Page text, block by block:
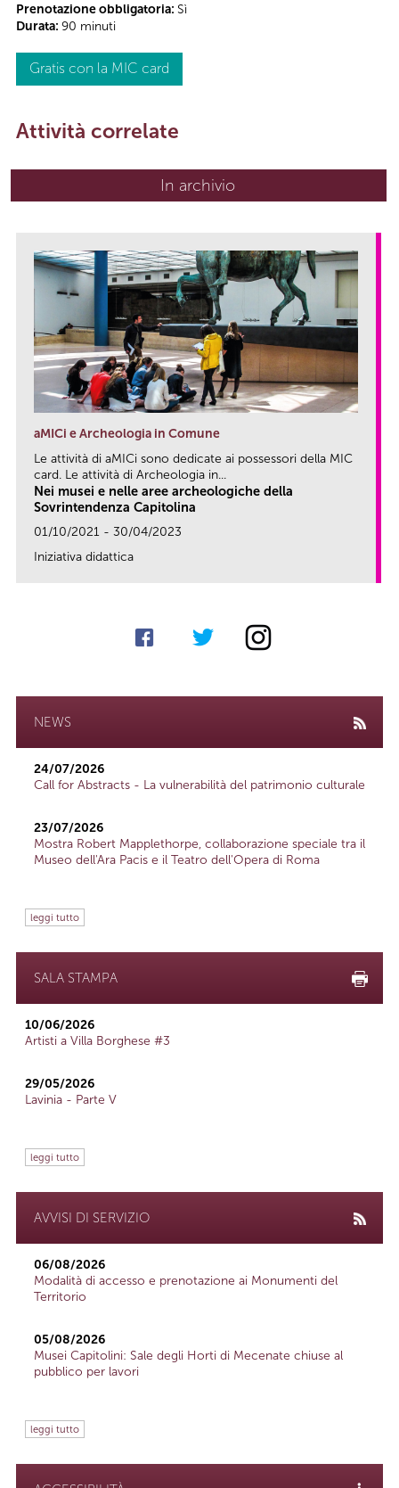
Prenotazione obbligatoria: Sì
Durata: 90 minuti
Gratis con la MIC card
Attività correlate
In archivio
aMICi e Archeologia in Comune
Le attività di aMICi sono dedicate ai possessori della MIC
card. Le attività di Archeologia in...
Nei musei e nelle aree archeologiche della
Sovrintendenza Capitolina
01/10/2021 - 30/04/2023
Iniziativa didattica
NEWS
24/07/2026
Call for Abstracts - La vulnerabilità del patrimonio culturale
23/07/2026
Mostra Robert Mapplethorpe, collaborazione speciale tra il
Museo dell'Ara Pacis e il Teatro dell'Opera di Roma
leggi tutto
SALA STAMPA
10/06/2026
Artisti a Villa Borghese #3
29/05/2026
Lavinia - Parte V
leggi tutto
AVVISI DI SERVIZIO
06/08/2026
Modalità di accesso e prenotazione ai Monumenti del
Territorio
05/08/2026
Musei Capitolini: Sale degli Horti di Mecenate chiuse al
pubblico per lavori
leggi tutto